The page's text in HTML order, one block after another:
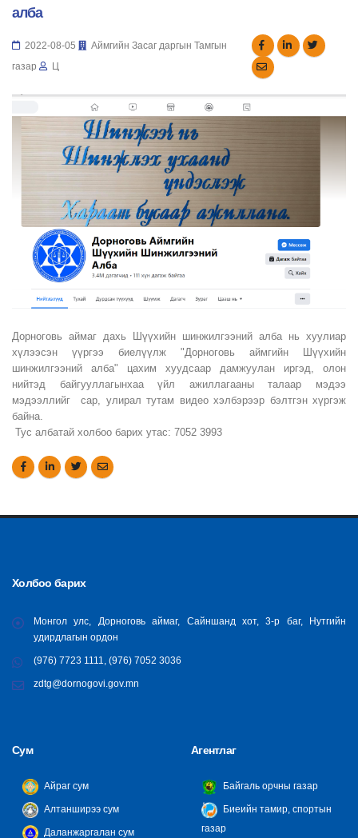
алба
2022-08-05
Аймгийн Засаг даргын Тамгын
газар
Ц
Дорноговь аймаг дахь Шүүхийн шинжилгээний алба нь хуулиар
хүлээсэн үүргээ биелүүлж "Дорноговь аймгийн Шүүхийн
шинжилгээний алба" цахим хуудсаар дамжуулан иргэд, олон
нийтэд байгууллагынхаа үйл ажиллагааны талаар мэдээ
мэдээллийг сар, улирал тутам видео хэлбэрээр бэлтгэн хүргэж
байна.
Тус албатай холбоо барих утас: 7052 3993
Холбоо барих
Монгол улс, Дорноговь аймаг, Сайншанд хот, 3-р баг, Нутгийн
удирдлагын ордон
(976) 7723 1111, (976) 7052 3036
zdtg@dornogovi.gov.mn
Сум
Айраг сум
Алтанширээ сум
Даланжаргалан сум
Агентлаг
Байгаль орчны газар
Биеийн тамир, спортын
газар